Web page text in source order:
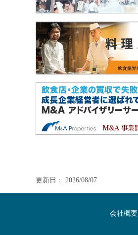
更新日： 2026/08/07
会社概要